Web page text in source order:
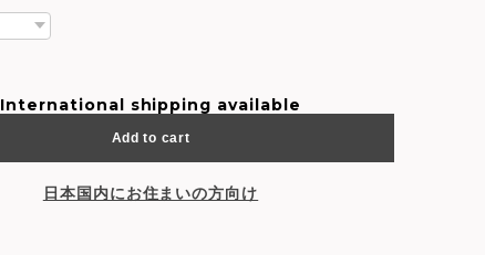
International shipping available
Add to cart
日本国内にお住まいの方向け